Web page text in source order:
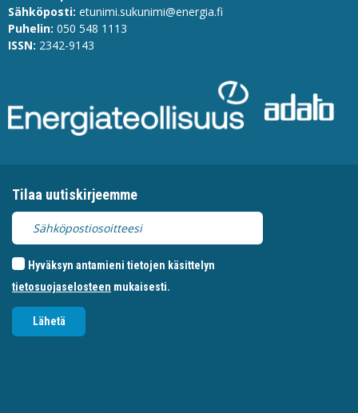
Sähköposti: etunimi.sukunimi@energia.fi
Puhelin: 050 548 1113
ISSN: 2342-9143
Tilaa uutiskirjeemme
Hyväksyn antamieni tietojen käsittelyn
tietosuojaselosteen mukaisesti.
Lähetä